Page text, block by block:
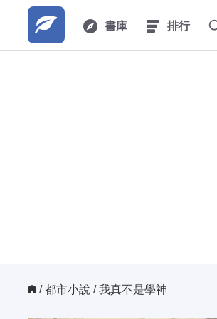
書庫 排行
/ 都市小說 / 我真不是學神